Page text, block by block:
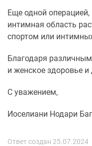
Еще одной
интимная область
спортом или
Благодаря
и женское здоровье
С уважением,
Иоселиани Нодари
Ответ создан 25.07.2024